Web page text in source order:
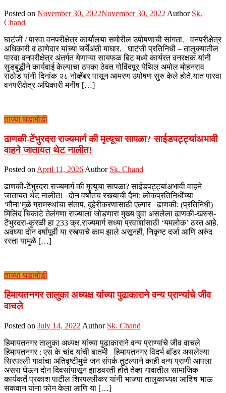
Posted on November 30, 2022November 30, 2022 Author Sk.
Chand
घाटंजी / पारवा वनपरीक्षेत्र कार्यालया समोरील उपोषणाची सांगता. वनपरीक्षेत्र
अधिकारी व ठाणेदार यांच्या चर्चेअंती माघार. घाटंजी प्रतिनिधी – तालुक्यातील
पारवा वनपरीक्षेत्र अंतर्गत येणाऱ्या सायफळ बिट मध्ये कार्यरत वनरक्षक यांनी
सुडबुद्धीने कार्यवाई केल्याचा ठपका ठेवत गोविंदपूर येथिल अमोल मोहनराव
राठोड यांनी दिनांक २८ नोव्हेंबर पासून आमरण उपोषण सुरु केले होते.यात पारवा
वनपरीक्षेत्र अधिकारी मनीष […]
ताज्या घडामोडी
ढाणकी-टेंभुरदरा राज्यमार्ग की मृत्यूचा सापळा? साईडपट्ट्यांअभावी
वाहने जातायत थेट नालीत!
Posted onApril 11, 2026Author Sk. Chand
ढाणकी-टेंभुरदरा राज्यमार्ग की मृत्यूचा सापळा? साईडपट्ट्यांअभावी वाहने
जातायत थेट नालीत! दोन वर्षांतच रस्त्याची दैना; लोकप्रतिनिधींच्या
‘मौना’मुळे ग्रामस्थांचा संताप, दुहेरीकरणासाठी एल्गार ढाणकी: (प्रतिनिधी)
मिलिंद चिकाटे तेलंगणा राज्याला जोडणारा मुख्य दुवा असलेला ढाणकी-खरुस-
टेंभुरदरा-कुरळी हा 233 क्र.राज्यमार्ग सध्या प्रवाशांसाठी ‘यमलोक’ ठरत आहे.
अवघ्या दोन वर्षांपूर्वी या रस्त्याचे काम झाले असूनही, निकृष्ट दर्जा आणि अरुंद
रस्ता यामुळे […]
ताज्या घडामोडी
हिमायतनगर तालुका अध्यक्ष यांच्या पुढाकाराने वन्य प्राण्यांचे जीव
वाचले
Posted on July 14, 2022 Author Sk. Chand
हिमायतनगर तालुका अध्यक्ष यांच्या पुढाकाराने वन्य प्राण्यांचे जीव वाचले
हिमायतनगर : एस के चांद यांची बातमी हिमायतनगर विदर्भ बाॅडर असलेल्या
सिरपल्ली गावांचा अतिवृष्टीमुळे जन संपर्क तुटल्याने काही वन्य प्राणी आपला
असरा घेऊन दोन दिवसांपासून झाडवरती होते तेव्हा गावातील सामाजिक
कार्यकर्ते प्रकाश पाटील शिरपल्लीकर यांनी भाजपा तालुकाध्यक्ष आशिष भाऊ
सकवान यांना फोन केला आणि या […]